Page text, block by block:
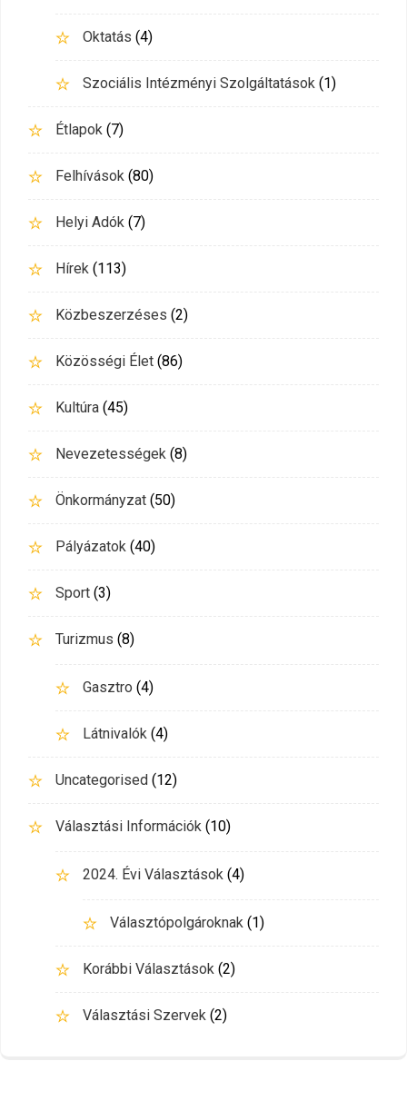
Oktatás (4)
Szociális Intézményi Szolgáltatások (1)
Étlapok (7)
Felhívások (80)
Helyi Adók (7)
Hírek (113)
Közbeszerzéses (2)
Közösségi Élet (86)
Kultúra (45)
Nevezetességek (8)
Önkormányzat (50)
Pályázatok (40)
Sport (3)
Turizmus (8)
Gasztro (4)
Látnivalók (4)
Uncategorised (12)
Választási Információk (10)
2024. Évi Választások (4)
Választópolgároknak (1)
Korábbi Választások (2)
Választási Szervek (2)